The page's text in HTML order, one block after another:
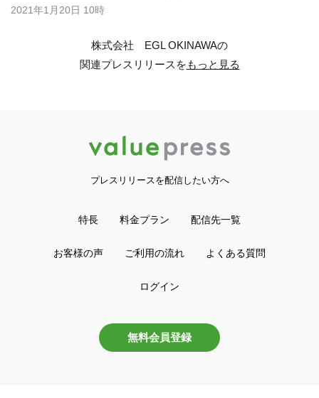
2021年1月20日 10時
株式会社 EGL OKINAWAの
関連プレスリリースをもっと見る
プレスリリースを配信したい方へ
特長 料金プラン 配信先一覧
お客様の声 ご利用の流れ よくある質問
ログイン
無料会員登録